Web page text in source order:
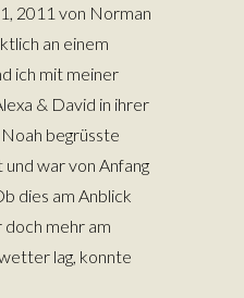
2011 von Norman
an einem
ich mit meiner
& David in ihrer
begrüsste
war von Anfang
dies am Anblick
mehr am
lag, konnte